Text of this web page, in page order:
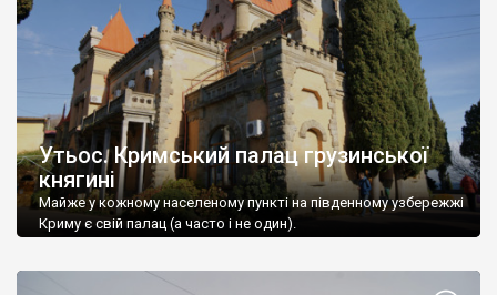
Утьос. Кримський палац грузинської
княгині
Майже у кожному населеному пункті на південному узбережжі
Криму є свій палац (а часто і не один).